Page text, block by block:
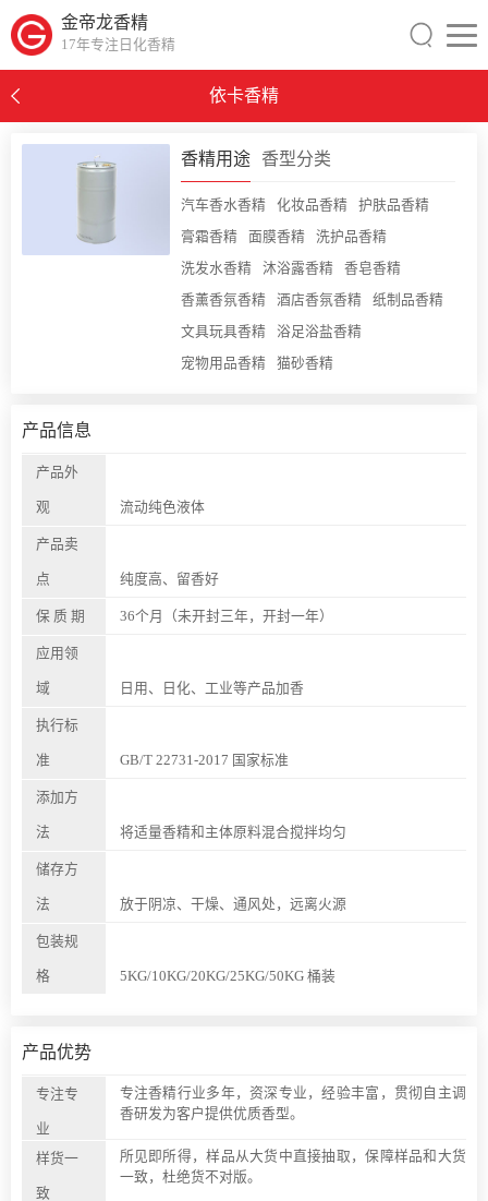
金帝龙香精
17年专注日化香精
依卡香精
香精用途 香型分类
汽车香水香精 化妆品香精 护肤品香精
膏霜香精 面膜香精 洗护品香精
洗发水香精 沐浴露香精 香皂香精
香薰香氛香精 酒店香氛香精 纸制品香精
文具玩具香精 浴足浴盐香精
宠物用品香精 猫砂香精
产品信息
产品外
观 流动纯色液体
产品卖
点 纯度高、留香好
保 质 期 36个月（未开封三年，开封一年）
应用领
域 日用、日化、工业等产品加香
执行标
准 GB/T 22731-2017 国家标准
添加方
法 将适量香精和主体原料混合搅拌均匀
储存方
法 放于阴凉、干燥、通风处，远离火源
包装规
格 5KG/10KG/20KG/25KG/50KG 桶装
产品优势
专注专
业
专注香精行业多年，资深专业，经验丰富，贯彻自主调
香研发为客户提供优质香型。
样货一
致
所见即所得，样品从大货中直接抽取，保障样品和大货
一致，杜绝货不对版。